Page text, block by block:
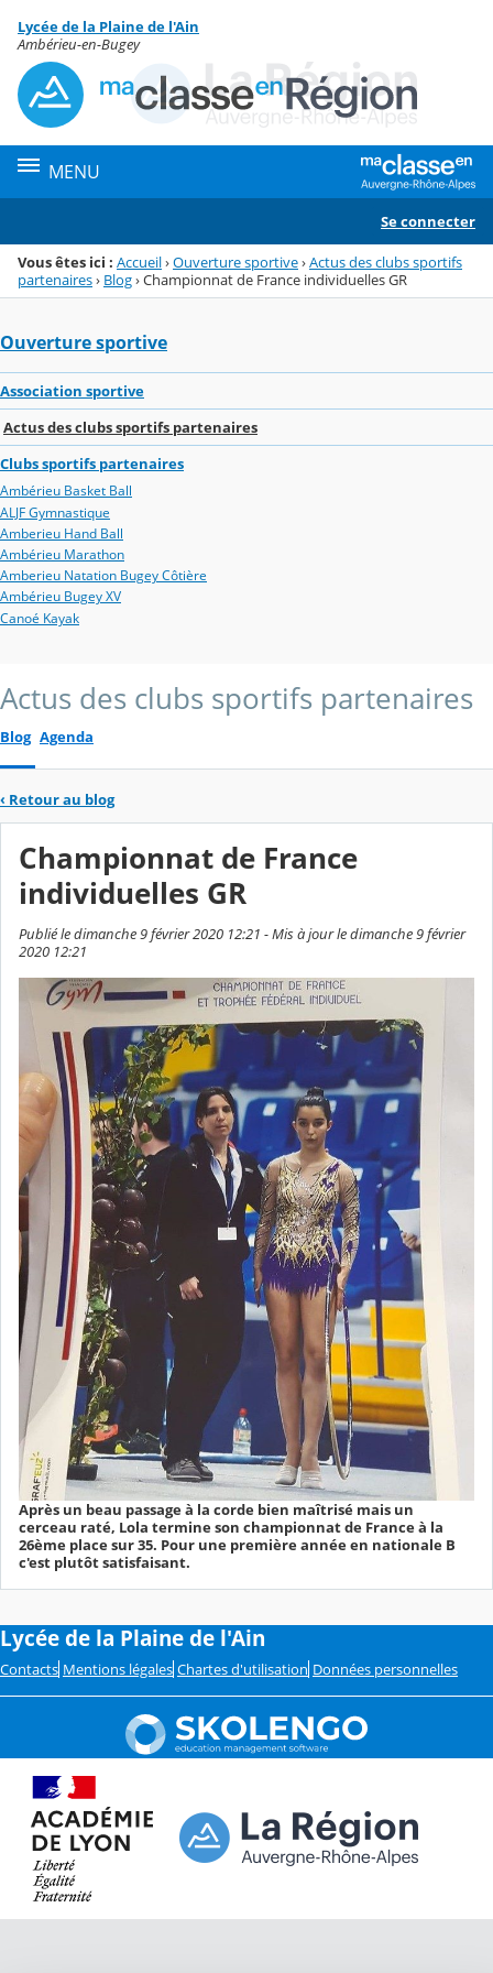
Menu de la rubrique
Contenu
Lycée de la Plaine de l'Ain
Ambérieu-en-Bugey
MENU
Se connecter
Vous êtes ici : Accueil›Ouverture sportive›Actus des clubs sportifs
partenaires› Blog›Championnat de France individuelles GR
Ouverture sportive
Association sportive
Actus des clubs sportifs partenaires
Clubs sportifs partenaires
Ambérieu Basket Ball
ALJF Gymnastique
Amberieu Hand Ball
Ambérieu Marathon
Amberieu Natation Bugey Côtière
Ambérieu Bugey XV
Canoé Kayak
Actus des clubs sportifs partenaires
Blog Agenda
‹ Retour au blog
Championnat de France
individuelles GR
Publié le dimanche 9 février 2020 12:21 - Mis à jour le dimanche 9 février
2020 12:21
Après un beau passage à la corde bien maîtrisé mais un
cerceau raté, Lola termine son championnat de France à la
26ème place sur 35. Pour une première année en nationale B
c'est plutôt satisfaisant.
Lycée de la Plaine de l'Ain
Contacts Mentions légales Chartes d'utilisation Données personnelles